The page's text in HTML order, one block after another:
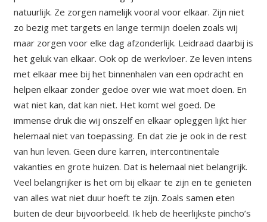
natuurlijk. Ze zorgen namelijk vooral voor elkaar. Zijn niet
zo bezig met targets en lange termijn doelen zoals wij
maar zorgen voor elke dag afzonderlijk. Leidraad daarbij is
het geluk van elkaar. Ook op de werkvloer. Ze leven intens
met elkaar mee bij het binnenhalen van een opdracht en
helpen elkaar zonder gedoe over wie wat moet doen. En
wat niet kan, dat kan niet. Het komt wel goed. De
immense druk die wij onszelf en elkaar opleggen lijkt hier
helemaal niet van toepassing. En dat zie je ook in de rest
van hun leven. Geen dure karren, intercontinentale
vakanties en grote huizen. Dat is helemaal niet belangrijk.
Veel belangrijker is het om bij elkaar te zijn en te genieten
van alles wat niet duur hoeft te zijn. Zoals samen eten
buiten de deur bijvoorbeeld. Ik heb de heerlijkste pincho’s